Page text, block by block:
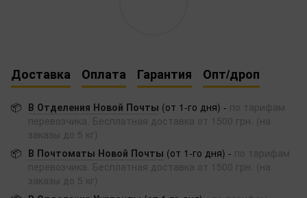
Доставка Оплата Гарантия Опт/дроп
📦 В Отделения Новой Почты (от 1-го дня) - по тарифам
перевозчика. Бесплатная доставка от 1500 грн. (на
заказы до 5 кг)
📦 В Почтоматы Новой Почты (от 1-го дня) - по тарифам
перевозчика. Бесплатная доставка от 1500 грн. (на
заказы до 5 кг)